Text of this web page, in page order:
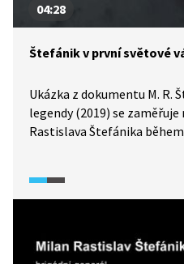
04:28
Štefánik v první světové
Ukázka z dokumentu M. R.
legendy (2019) se
Rastislava Štefánika
záběrů a komentáře
v době, kdy se formoval
Československa.